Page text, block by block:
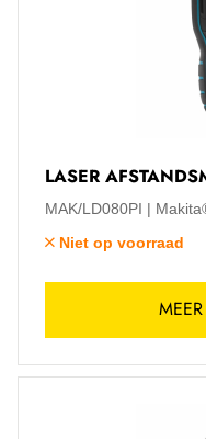
LASER
MAK/LD080PI
Niet op voorraad